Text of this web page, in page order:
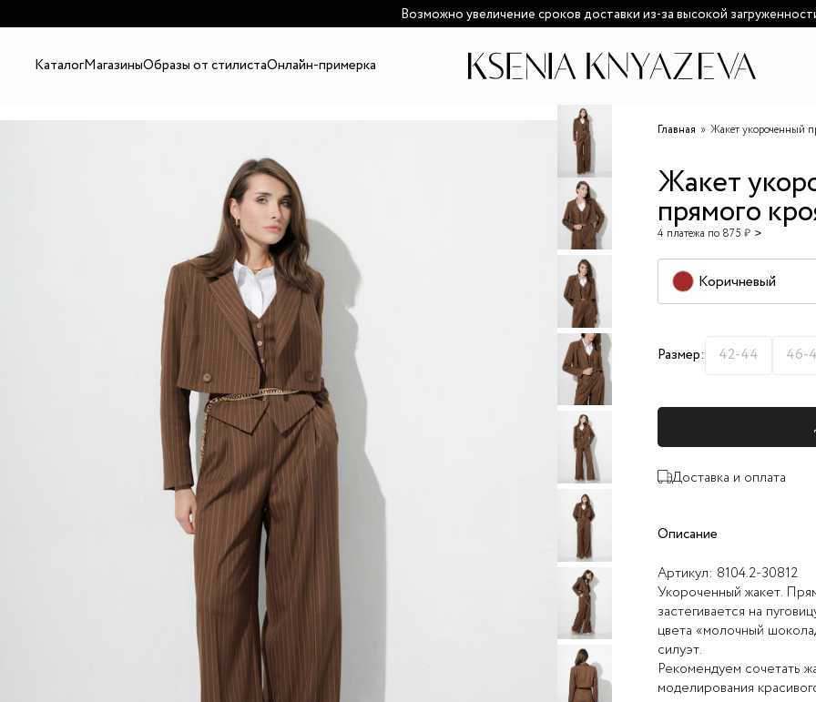
Возможно увеличение сроков доставки из-за высокой
КаталогМагазиныОбразы от стилистаОнлайн-примерка
Главная Жакет укороченный
Жакет
прямого
4 платежа по 875 ₽
Коричневый
Размер: 42-44 46-
Доставка и оплата
Описание
Артикул: 8104.2-30812
Укороченный жакет.
застегивается на
цвета «молочный
силуэт.
Рекомендуем сочетать
моделирования